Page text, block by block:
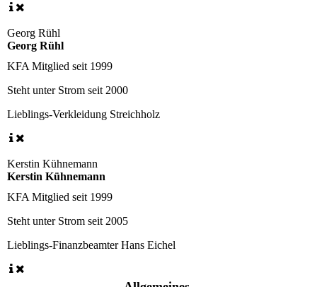
Georg Rühl
Georg Rühl
KFA Mitglied seit 1999
Steht unter Strom seit 2000
Lieblings-Verkleidung Streichholz
Kerstin Kühnemann
Kerstin Kühnemann
KFA Mitglied seit 1999
Steht unter Strom seit 2005
Lieblings-FinanzbeamterHans Eichel